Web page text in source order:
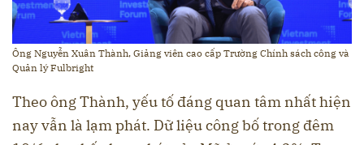
Ông Nguyễn Xuân Thành, Giảng viên cao cấp Trường Chính sách công và
Quản lý Fulbright
Theo ông Thành, yếu tố đáng quan tâm nhất hiện
nay vẫn là lạm phát. Dữ liệu công bố trong đêm